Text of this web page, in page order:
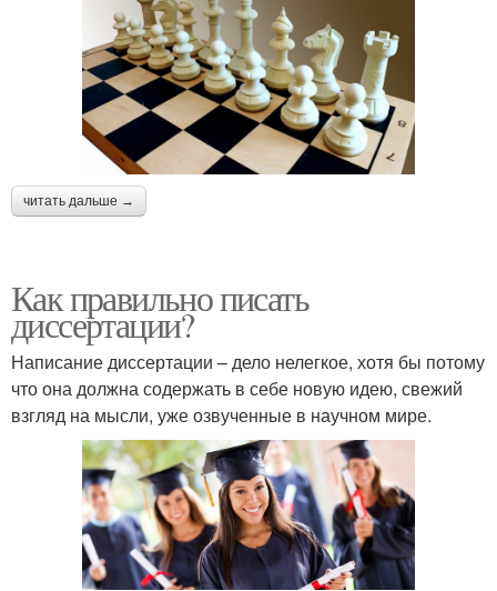
читать дальше →
Как правильно писать
диссертации?
Написание диссертации – дело нелегкое, хотя бы потому
что она должна содержать в себе новую идею, свежий
взгляд на мысли, уже озвученные в научном мире.